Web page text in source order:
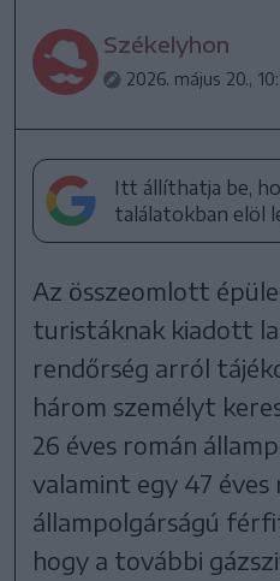
Székelyhon
2026. május 20.,
Itt állíthatja be,
találatokban elöl
Az összeomlott
turistáknak kiadott
rendőrség arról
három személyt
26 éves román
valamint egy 47
állampolgárságú
hogy a további